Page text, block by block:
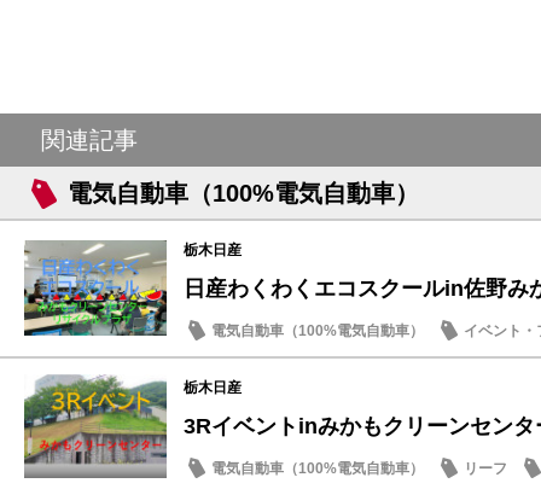
関連記事
電気自動車（100%電気自動車）
栃木日産
日産わくわくエコスクールin佐野み
電気自動車（100%電気自動車）
イベント・
SDGs
栃木日産
3Rイベントinみかもクリーンセンタ
電気自動車（100%電気自動車）
リーフ